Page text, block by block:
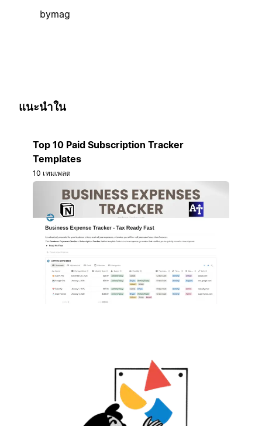
bymag
แนะนำใน
Top 10 Paid Subscription Tracker
Templates
10 เทมเพลต